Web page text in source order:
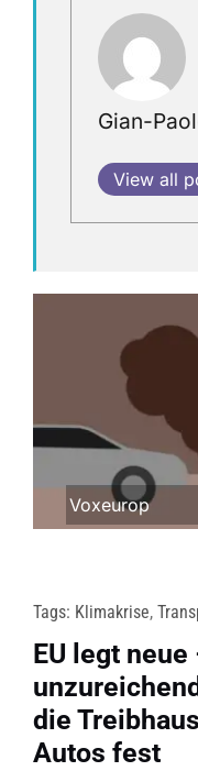
Gian-
View all
Voxeurop
Tags: Klimakrise,
EU legt
die
Autos fest